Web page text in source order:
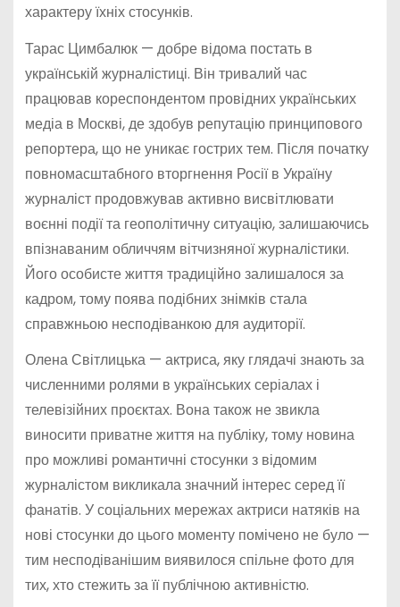
характеру їхніх стосунків.
Тарас Цимбалюк — добре відома постать в
українській журналістиці. Він тривалий час
працював кореспондентом провідних українських
медіа в Москві, де здобув репутацію принципового
репортера, що не уникає гострих тем. Після початку
повномасштабного вторгнення Росії в Україну
журналіст продовжував активно висвітлювати
воєнні події та геополітичну ситуацію, залишаючись
впізнаваним обличчям вітчизняної журналістики.
Його особисте життя традиційно залишалося за
кадром, тому поява подібних знімків стала
справжньою несподіванкою для аудиторії.
Олена Світлицька — актриса, яку глядачі знають за
численними ролями в українських серіалах і
телевізійних проєктах. Вона також не звикла
виносити приватне життя на публіку, тому новина
про можливі романтичні стосунки з відомим
журналістом викликала значний інтерес серед її
фанатів. У соціальних мережах актриси натяків на
нові стосунки до цього моменту помічено не було —
тим несподіванішим виявилося спільне фото для
тих, хто стежить за її публічною активністю.